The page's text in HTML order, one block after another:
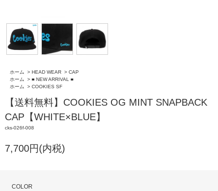
ホーム > HEAD WEAR > CAP
ホーム
> ■ NEW ARRIVAL ■
ホーム
> COOKIES SF
【送料無料】COOKIES OG MINT SNAPBACK
CAP【WHITE×BLUE】
cks-026f-008
7,700円(内税)
COLOR